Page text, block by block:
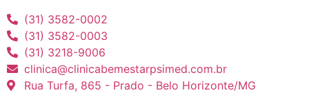
(31) 3582-0002
(31) 3582-0003
(31) 3218-9006
clinica@clinicabemestarpsimed.com.br
Rua Turfa, 865 - Prado - Belo Horizonte/MG